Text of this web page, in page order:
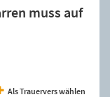
muss auf
Als Trauervers wählen